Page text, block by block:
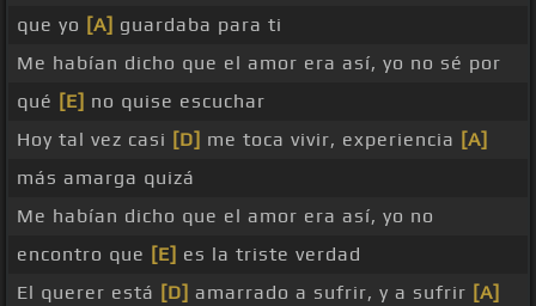
que yo [A] guardaba para ti
Me habían dicho que el amor era así, yo no sé por
qué [E] no quise escuchar
Hoy tal vez casi [D] me toca vivir, experiencia [A]
más amarga quizá
Me habían dicho que el amor era así, yo no
encontro que [E] es la triste verdad
El querer está [D] amarrado a sufrir, y a sufrir [A]